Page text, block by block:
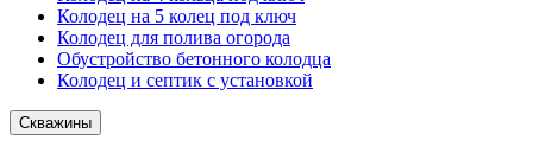
Колодец на 5 колец под ключ
Колодец для полива огорода
Обустройство бетонного колодца
Колодец и септик с установкой
Скважины